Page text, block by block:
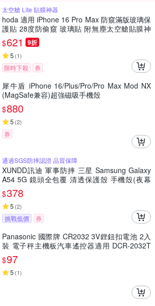
太空艙 Lite 貼膜神器
hoda 適用 iPhone 16 Pro Max 防窺滿版玻璃保
護貼 28度防偷窺 玻璃貼 附無塵太空艙貼膜神
器
$621 9折
5 (1)
限時下殺 券
犀牛盾 iPhone 16/Plus/Pro/Pro Max Mod NX
(MagSafe兼容)超強磁吸手機殼
$880
5 (2)
券
通過SGS防摔認證 品質保障
XUNDD訊迪 軍事防摔 三星 Samsung Galaxy
A54 5G 鏡頭全包覆 清透保護殼 手機殼(夜幕
黑)
$378
5 (2)
挑戰低價 券
Panasonic 國際牌 CR2032 3V鋰鈕扣電池 2入
裝 電子秤主機板汽車遙控器適用 DCR-2032T
W/2B
$97
5 (1)